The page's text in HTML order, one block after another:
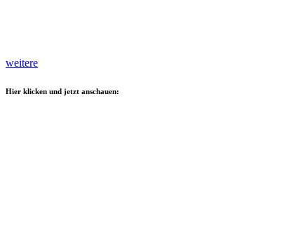
weitere
Hier klicken und jetzt anschauen: